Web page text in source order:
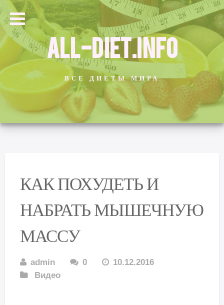
ALL-DIET.INFO
ВСЕ ДИЕТЫ МИРА
КАК ПОХУДЕТЬ И
НАБРАТЬ МЫШЕЧНУЮ
МАССУ
admin 0
10.12.2016
Видео